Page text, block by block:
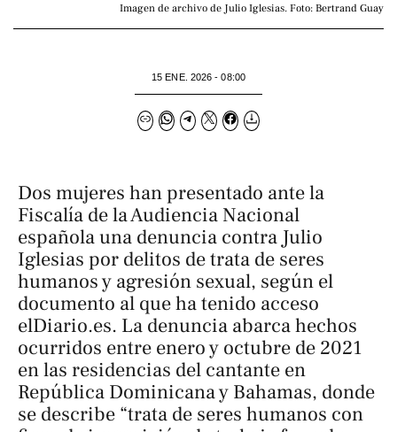
Imagen de archivo de Julio Iglesias. Foto: Bertrand Guay
15 ENE. 2026 - 08:00
Dos mujeres han presentado ante la
Fiscalía de la Audiencia Nacional
española una denuncia contra Julio
Iglesias por delitos de trata de seres
humanos y agresión sexual, según el
documento al que ha tenido acceso
elDiario.es. La denuncia abarca hechos
ocurridos entre enero y octubre de 2021
en las residencias del cantante en
República Dominicana y Bahamas, donde
se describe “trata de seres humanos con